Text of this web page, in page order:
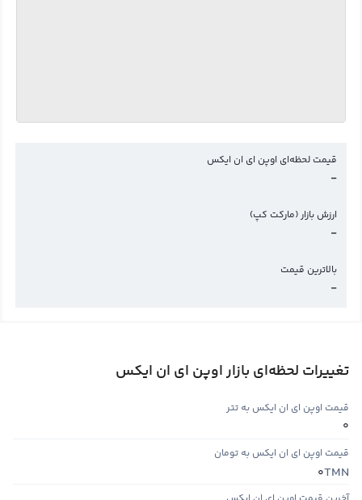
قیمت لحظه‌ای اوپن ای ان ایکس
-
ارزش بازار (مارکت کپ)
-
بالاترین قیمت
-
تغییرات لحظه‌ای بازار اوپن ای ان ایکس
قیمت اوپن ای ان ایکس به تتر
0
قیمت اوپن ای ان ایکس به تومان
TMN
0